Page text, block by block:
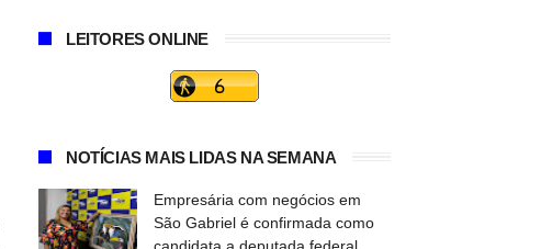
LEITORES ONLINE
NOTÍCIAS MAIS LIDAS NA SEMANA
Empresária com negócios em
São Gabriel é confirmada como